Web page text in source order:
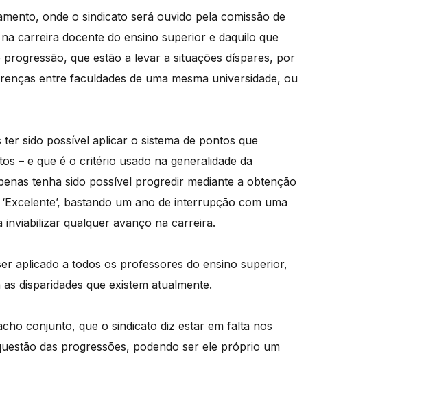
onde o sindicato será ouvido pela comissão de
carreira docente do ensino superior e daquilo que
que estão a levar a situações díspares, por
entre faculdades de uma mesma universidade, ou
sido possível aplicar o sistema de pontos que
– e que é o critério usado na generalidade da
tenha sido possível progredir mediante a obtenção
bastando um ano de interrupção com uma
inviabilizar qualquer avanço na carreira.
aplicado a todos os professores do ensino superior,
disparidades que existem atualmente.
conjunto, que o sindicato diz estar em falta nos
das progressões, podendo ser ele próprio um